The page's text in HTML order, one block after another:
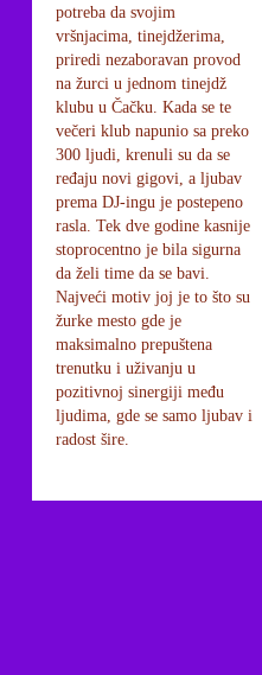
potreba da svojim
vršnjacima, tinejdžerima,
priredi nezaboravan provod
na žurci u jednom tinejdž
klubu u Čačku. Kada se te
večeri klub napunio sa preko
300 ljudi, krenuli su da se
ređaju novi gigovi, a ljubav
prema DJ-ingu je postepeno
rasla. Tek dve godine kasnije
stoprocentno je bila sigurna
da želi time da se bavi.
Najveći motiv joj je to što su
žurke mesto gde je
maksimalno prepuštena
trenutku i uživanju u
pozitivnoj sinergiji među
ljudima, gde se samo ljubav i
radost šire.